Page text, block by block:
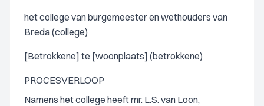
het college van burgemeester en wethouders van
Breda (college)
[Betrokkene] te [woonplaats] (betrokkene)
PROCESVERLOOP
Namens het college heeft mr. L.S. van Loon,